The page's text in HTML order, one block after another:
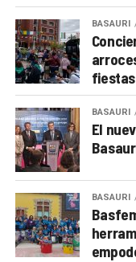
BASAURI
BASAURI
El
BASAURI